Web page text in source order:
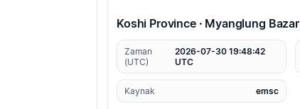
Koshi Province · Myanglung Bazar
Zaman
(UTC)
2026-07-30 19:48:42
UTC
Kaynak emsc